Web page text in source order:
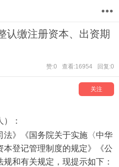
认缴注册资本、出资期
赞:0 查看:16954 回复:0
关注
：
法》《国务院关于实施〈中华
本登记管理制度的规定》《公
和有关规定，现提示如下：